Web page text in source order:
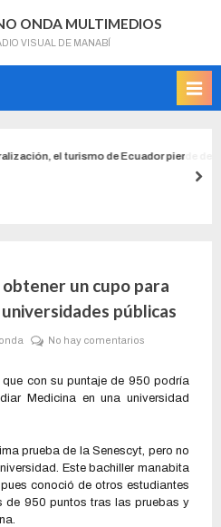
ONDA MULTIMEDIOS
VISUAL DE MANABÍ
el turismo de Ecuador pierde de $ 2
un cupo para
públicas
No hay comentarios
con su puntaje de 950 podría
Medicina en una universidad
prueba de la Senescyt, pero no
Este bachiller manabita
conoció de otros estudiantes
de 950 puntos tras las pruebas y